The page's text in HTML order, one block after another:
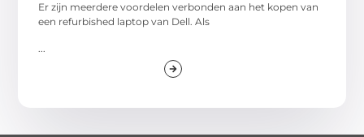
Er zijn meerdere voordelen verbonden aan het kopen van
een refurbished laptop van Dell. Als